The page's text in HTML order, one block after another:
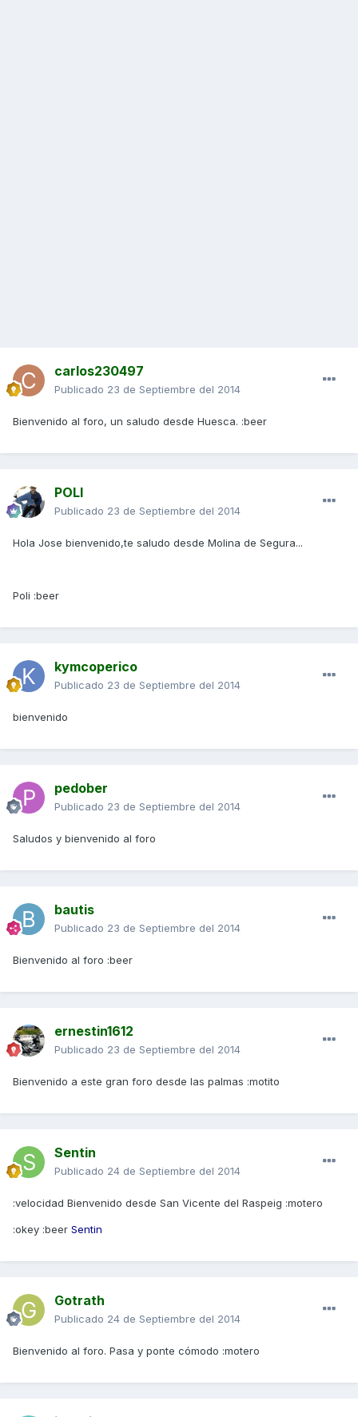
carlos230497
Publicado 23 de Septiembre del 2014
Bienvenido al foro, un saludo desde Huesca. :beer
POLI
Publicado 23 de Septiembre del 2014
Hola Jose bienvenido,te saludo desde Molina de Segura...
Poli :beer
kymcoperico
Publicado 23 de Septiembre del 2014
bienvenido
pedober
Publicado 23 de Septiembre del 2014
Saludos y bienvenido al foro
bautis
Publicado 23 de Septiembre del 2014
Bienvenido al foro :beer
ernestin1612
Publicado 23 de Septiembre del 2014
Bienvenido a este gran foro desde las palmas :motito
Sentin
Publicado 24 de Septiembre del 2014
:velocidad Bienvenido desde San Vicente del Raspeig :motero
:okey :beer Sentin
Gotrath
Publicado 24 de Septiembre del 2014
Bienvenido al foro. Pasa y ponte cómodo :motero